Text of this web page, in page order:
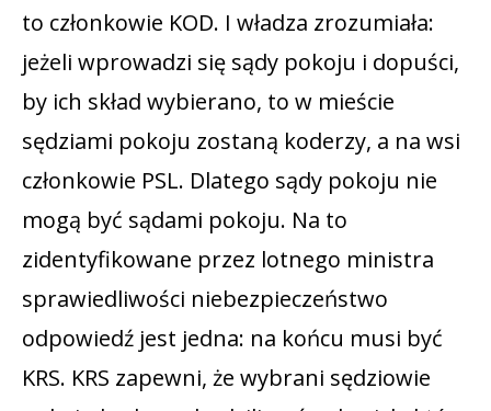
to członkowie KOD. I władza zrozumiała:
jeżeli wprowadzi się sądy pokoju i dopuści,
by ich skład wybierano, to w mieście
sędziami pokoju zostaną koderzy, a na wsi
członkowie PSL. Dlatego sądy pokoju nie
mogą być sądami pokoju. Na to
zidentyfikowane przez lotnego ministra
sprawiedliwości niebezpieczeństwo
odpowiedź jest jedna: na końcu musi być
KRS. KRS zapewni, że wybrani sędziowie